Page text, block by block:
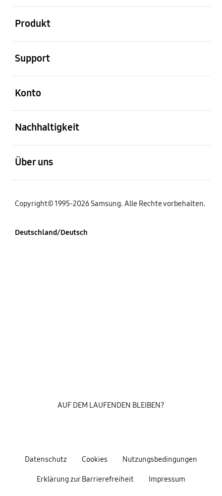
Produkt
Support
Konto
Nachhaltigkeit
Über uns
Copyright© 1995-2026 Samsung. Alle Rechte vorbehalten.
Deutschland/Deutsch
Datenschutz Cookies Nutzungsbedingungen
Erklärung zur Barrierefreiheit Impressum
AUF DEM LAUFENDEN BLEIBEN?